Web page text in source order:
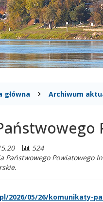
główna Archiwum
524
Państwowego
2026/05/26/komunikaty-